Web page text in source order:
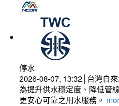
停水
2026-08-07, 13:32│台灣自
為提升供水穩定度、降低管
更安心可靠之用水服務。